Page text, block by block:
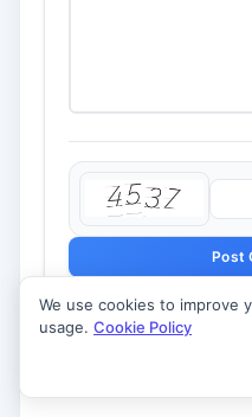
Post
We use cookies to improve
usage. Cookie Policy